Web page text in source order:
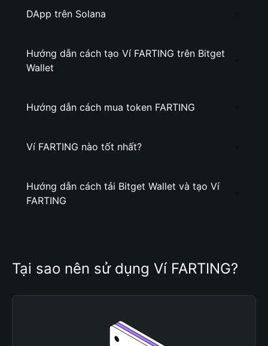
DApp trên Solana
Hướng dẫn cách tạo Ví FARTING trên Bitget
Wallet
Hướng dẫn cách mua token FARTING
Ví FARTING nào tốt nhất?
Hướng dẫn cách tải Bitget Wallet và tạo Ví
FARTING
Tại sao nên sử dụng Ví FARTING?